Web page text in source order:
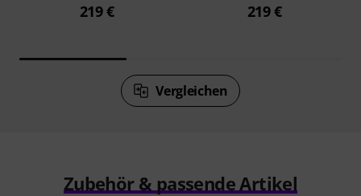
219 € 219 €
Vergleichen
Zubehör & passende Artikel